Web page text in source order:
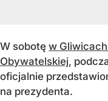
W sobotę w
Obywatelskiej,
oficjalnie
na prezydenta.